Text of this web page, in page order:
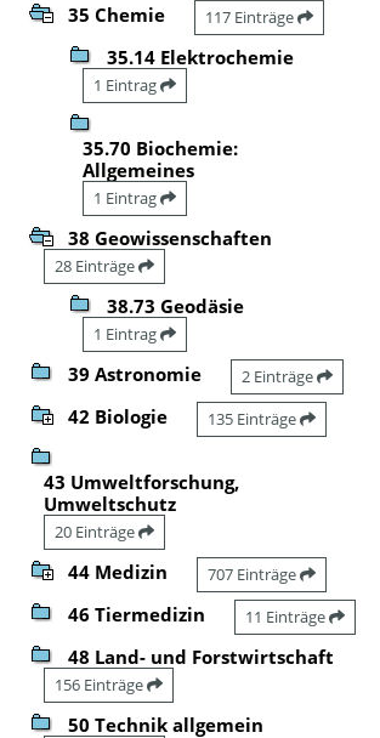
35 Chemie 117 Einträge
35.14 Elektrochemie
1 Eintrag
35.70 Biochemie:
Allgemeines
1 Eintrag
38 Geowissenschaften
28 Einträge
38.73 Geodäsie
1 Eintrag
39 Astronomie 2 Einträge
42 Biologie 135 Einträge
43 Umweltforschung,
Umweltschutz
20 Einträge
44 Medizin 707 Einträge
46 Tiermedizin 11 Einträge
48 Land- und Forstwirtschaft
156 Einträge
50 Technik allgemein